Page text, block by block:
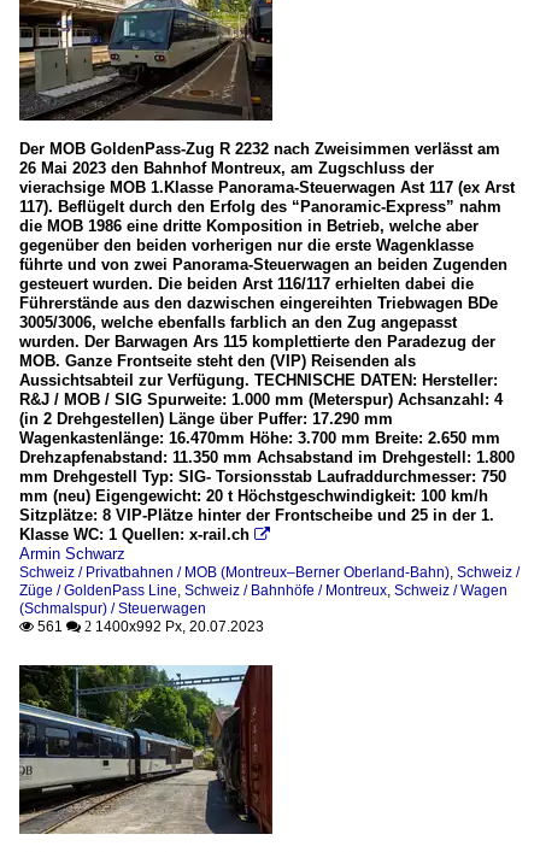
Der MOB GoldenPass-Zug R 2232 nach Zweisimmen verlässt am
26 Mai 2023 den Bahnhof Montreux, am Zugschluss der
vierachsige MOB 1.Klasse Panorama-Steuerwagen Ast 117 (ex Arst
117). Beflügelt durch den Erfolg des “Panoramic-Express” nahm
die MOB 1986 eine dritte Komposition in Betrieb, welche aber
gegenüber den beiden vorherigen nur die erste Wagenklasse
führte und von zwei Panorama-Steuerwagen an beiden Zugenden
gesteuert wurden. Die beiden Arst 116/117 erhielten dabei die
Führerstände aus den dazwischen eingereihten Triebwagen BDe
3005/3006, welche ebenfalls farblich an den Zug angepasst
wurden. Der Barwagen Ars 115 komplettierte den Paradezug der
MOB. Ganze Frontseite steht den (VIP) Reisenden als
Aussichtsabteil zur Verfügung. TECHNISCHE DATEN: Hersteller:
R&J / MOB / SIG Spurweite: 1.000 mm (Meterspur) Achsanzahl: 4
(in 2 Drehgestellen) Länge über Puffer: 17.290 mm
Wagenkastenlänge: 16.470mm Höhe: 3.700 mm Breite: 2.650 mm
Drehzapfenabstand: 11.350 mm Achsabstand im Drehgestell: 1.800
mm Drehgestell Typ: SIG- Torsionsstab Laufraddurchmesser: 750
mm (neu) Eigengewicht: 20 t Höchstgeschwindigkeit: 100 km/h
Sitzplätze: 8 VIP-Plätze hinter der Frontscheibe und 25 in der 1.
Klasse WC: 1 Quellen: x-rail.ch 
Armin Schwarz
Schweiz / Privatbahnen / MOB (Montreux–Berner Oberland-Bahn), Schweiz /
Züge / GoldenPass Line, Schweiz / Bahnhöfe / Montreux, Schweiz / Wagen
(Schmalspur) / Steuerwagen
 561  2 1400x992 Px, 20.07.2023